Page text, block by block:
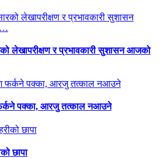
लेखापरीक्षण र प्रभावकारी सुशासन आजको
पक्का, आरजु तत्काल नआउने
छापा